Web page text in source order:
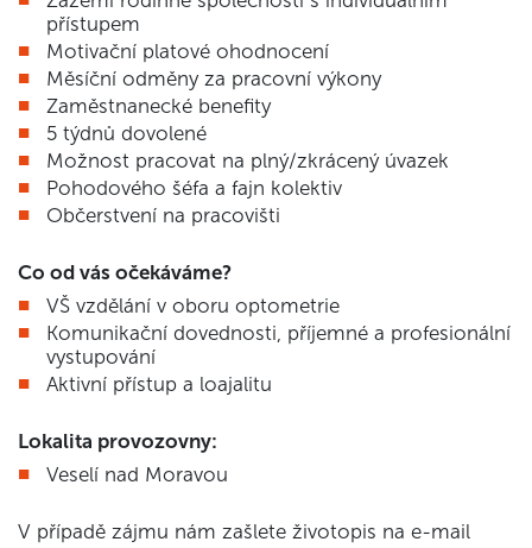
přístupem
Motivační platové ohodnocení
Měsíční odměny za pracovní výkony
Zaměstnanecké benefity
5 týdnů dovolené
Možnost pracovat na plný/zkrácený úvazek
Pohodového šéfa a fajn kolektiv
Občerstvení na pracovišti
Co od vás očekáváme?
VŠ vzdělání v oboru optometrie
Komunikační dovednosti, příjemné a profesionální
vystupování
Aktivní přístup a loajalitu
Lokalita provozovny:
Veselí nad Moravou
V případě zájmu nám zašlete životopis na e-mail